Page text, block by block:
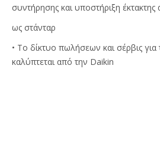
συντήρησης και υποστήριξη
ως στάνταρ
• Το δίκτυο πωλήσεων και σέρβις
καλύπτεται από την Daikin